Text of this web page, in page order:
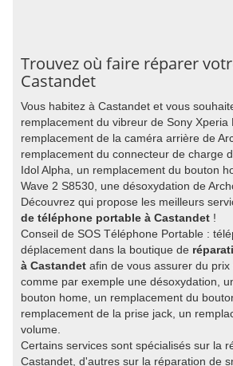
Trouvez où faire réparer
Castandet
Vous habitez à Castandet et vous
remplacement du vibreur de Sony Xperia
remplacement de la caméra arrière de
remplacement du connecteur de charge
Idol Alpha, un remplacement du bouton
Wave 2 S8530, une désoxydation de
Découvrez qui propose les meilleurs
de téléphone portable à Castandet !
Conseil de SOS Téléphone Portable :
déplacement dans la boutique de
à Castandet afin de vous assurer du
comme par exemple une désoxydation,
bouton home, un remplacement du
remplacement de la prise jack, un
volume.
Certains services sont spécialisés sur la
Castandet, d'autres sur la réparation de